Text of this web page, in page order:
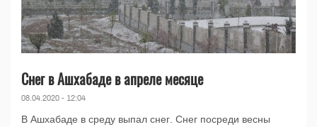
Снег в Ашхабаде в апреле месяце
08.04.2020 - 12:04
В Ашхабаде в среду выпал снег. Снег посреди весны